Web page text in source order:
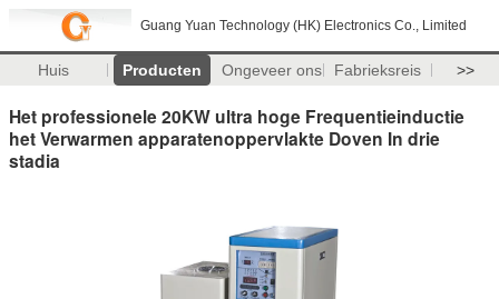
Guang Yuan Technology (HK) Electronics Co., Limited
Huis Producten Ongeveer ons Fabrieksreis >>
Het professionele 20KW ultra hoge Frequentieinductie
het Verwarmen apparatenoppervlakte Doven In drie
stadia